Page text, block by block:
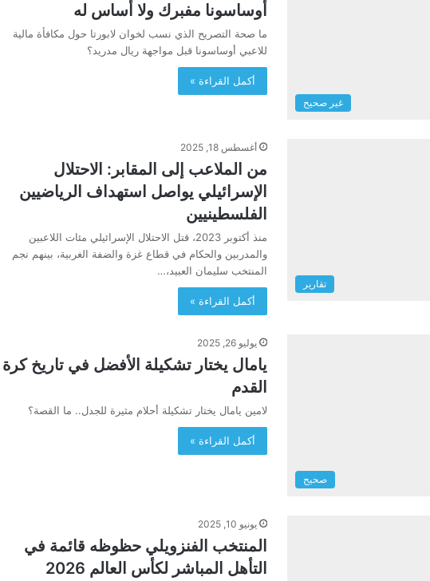
غير صحيح
أوساسونا مفبرك ولا أساس له
ما صحة التصريح الذي نسب لخوان لابورتا حول مكافأة مالية
للاعبي أوساسونا قبل مواجهة ريال مدريد؟
أكمل القراءة »
تقارير
أغسطس 18, 2025
من الملاعب إلى المقابر: الاحتلال
الإسرائيلي يواصل استهداف الرياضيين
الفلسطينيين
منذ أكتوبر 2023، قتل الاحتلال الإسرائيلي مئات اللاعبين
والمدربين والحكام في قطاع غزة والضفة الغربية، بينهم نجم
المنتخب سليمان العبيد،…
أكمل القراءة »
صحيح
يوليو 26, 2025
يامال يختار تشكيلة الأفضل في تاريخ كرة
القدم
لامين يامال يختار تشكيلة أحلام مثيرة للجدل.. ما القصة؟
أكمل القراءة »
يونيو 10, 2025
المنتخب الفنزويلي حظوظه قائمة في
التأهل المباشر لكأس العالم 2026